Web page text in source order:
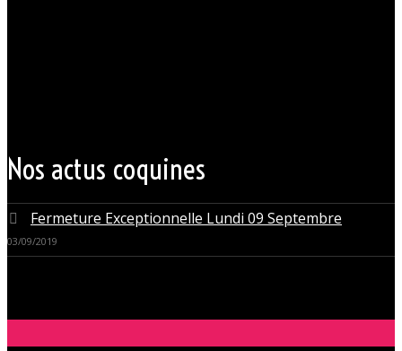
Nos actus coquines
Fermeture Exceptionnelle Lundi 09 Septembre
03/09/2019